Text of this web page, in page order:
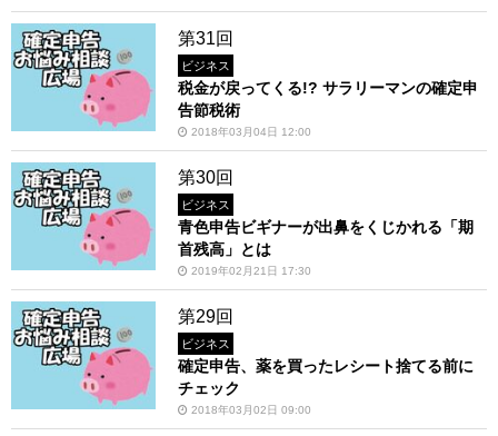
第31回
ビジネス
税金が戻ってくる!? サラリーマンの確定申
告節税術
2018年03月04日 12:00
第30回
ビジネス
青色申告ビギナーが出鼻をくじかれる「期
首残高」とは
2019年02月21日 17:30
第29回
ビジネス
確定申告、薬を買ったレシート捨てる前に
チェック
2018年03月02日 09:00